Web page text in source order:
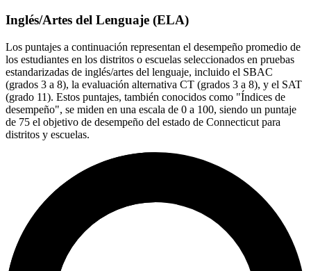
Inglés/Artes del Lenguaje (ELA)
Los puntajes a continuación representan el desempeño promedio de
los estudiantes en los distritos o escuelas seleccionados en pruebas
estandarizadas de inglés/artes del lenguaje, incluido el SBAC
(grados 3 a 8), la evaluación alternativa CT (grados 3 a 8), y el SAT
(grado 11). Estos puntajes, también conocidos como "Índices de
desempeño", se miden en una escala de 0 a 100, siendo un puntaje
de 75 el objetivo de desempeño del estado de Connecticut para
distritos y escuelas.